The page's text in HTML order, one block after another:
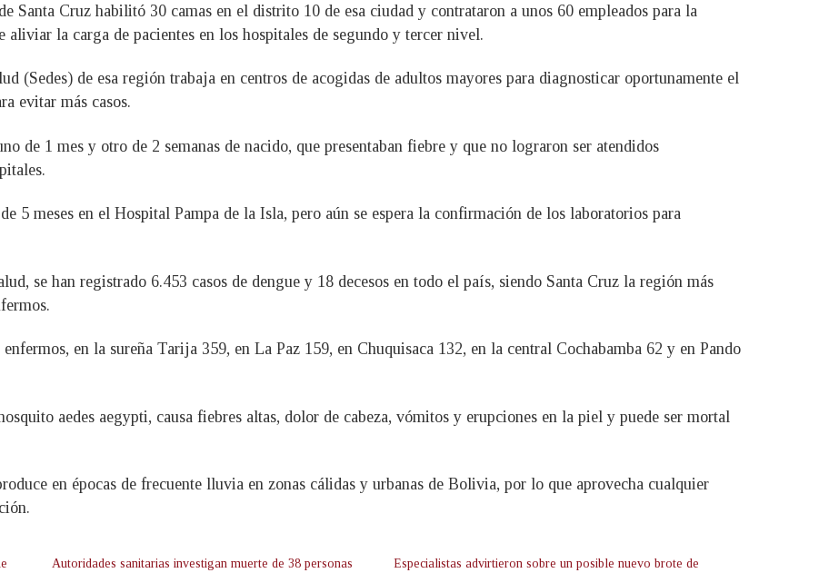
Santa Cruz habilitó 30 camas en el distrito 10 de esa ciudad y contrataron a unos 60 empleados para la
la carga de pacientes en los hospitales de segundo y tercer nivel.
(Sedes) de esa región trabaja en centros de acogidas de adultos mayores para diagnosticar oportunamente el
evitar más casos.
de 1 mes y otro de 2 semanas de nacido, que presentaban fiebre y que no lograron ser atendidos
5 meses en el Hospital Pampa de la Isla, pero aún se espera la confirmación de los laboratorios para
se han registrado 6.453 casos de dengue y 18 decesos en todo el país, siendo Santa Cruz la región más
en la sureña Tarija 359, en La Paz 159, en Chuquisaca 132, en la central Cochabamba 62 y en Pando
aedes aegypti, causa fiebres altas, dolor de cabeza, vómitos y erupciones en la piel y puede ser mortal
en épocas de frecuente lluvia en zonas cálidas y urbanas de Bolivia, por lo que aprovecha cualquier
Autoridades sanitarias investigan muerte de 38 personas
Especialistas advirtieron sobre un posible nuevo brote de